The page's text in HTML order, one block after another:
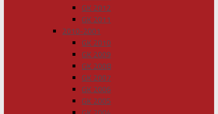
GK 2012
GK 2011
2010-2001
GK 2010
GK 2009
GK 2008
GK 2007
GK 2006
GK 2005